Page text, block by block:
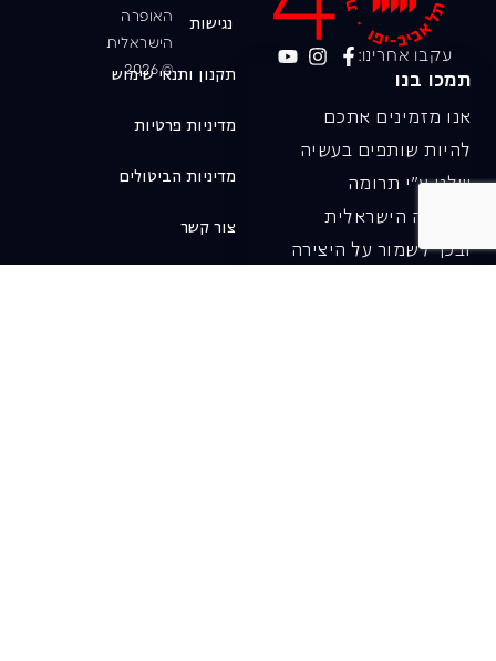
עקבו אחרינו:
תמכו בנו
אנו מזמינים אתכם
להיות שותפים בעשיה
שלנו ע"י תרומה
לאופרה הישראלית
ובכך לשמור על היצירה
האופרה
הישראלית
© 2026
נגישות
תקנון ותנאי שימוש
מדיניות פרטיות
מדיניות הביטולים
צור קשר